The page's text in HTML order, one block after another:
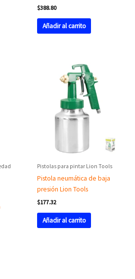
$388.80
Añadir al carrito
Pistolas para pintar Lion Tools
Pistola neumática de baja
presión Lion Tools
$177.32
Añadir al carrito